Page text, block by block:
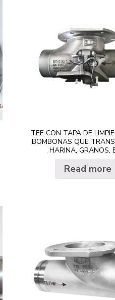
vapores
TEE CON TAPA DE
BOMBONAS QUE
HARINA, GRANOS,
Read more